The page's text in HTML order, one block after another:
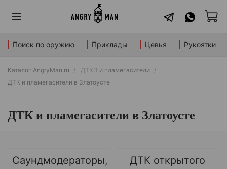
Поиск по оружию Приклады Цевья Рукоятки
Каталог AngryMan.ru
ДТКП и пламегасители
ДТК и пламегасители в Златоусте
ДТК и пламегасители в Златоусте
Саундмодераторы,
ДТК открытого